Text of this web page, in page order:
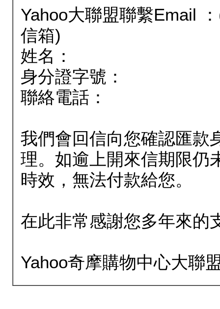
Yahoo大聯盟聯繫Email
信箱)
姓名：
身分證字號：
聯絡電話：
我們會回信向您確認匯款
理。如逾上開來信期限仍
時效，無法付款給您。
在此非常感謝您多年來的
Yahoo奇摩購物中心大